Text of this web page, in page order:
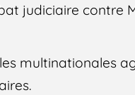
judiciaire contre
multinationales